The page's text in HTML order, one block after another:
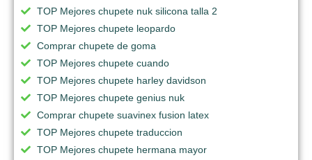
TOP Mejores chupete nuk silicona talla 2
TOP Mejores chupete leopardo
Comprar chupete de goma
TOP Mejores chupete cuando
TOP Mejores chupete harley davidson
TOP Mejores chupete genius nuk
Comprar chupete suavinex fusion latex
TOP Mejores chupete traduccion
TOP Mejores chupete hermana mayor